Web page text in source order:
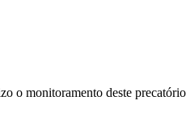
o monitoramento deste